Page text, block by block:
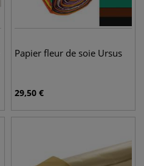
Papier fleur de soie Ursus
29,50 €